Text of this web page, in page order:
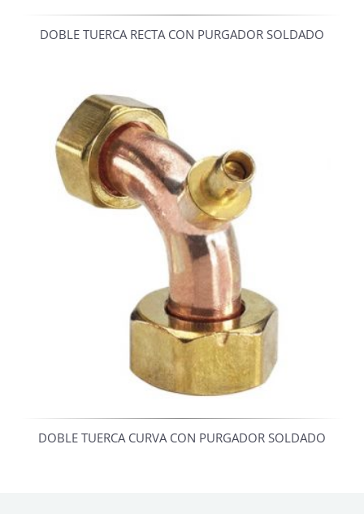
DOBLE TUERCA RECTA CON PURGADOR SOLDADO
DOBLE TUERCA CURVA CON PURGADOR SOLDADO